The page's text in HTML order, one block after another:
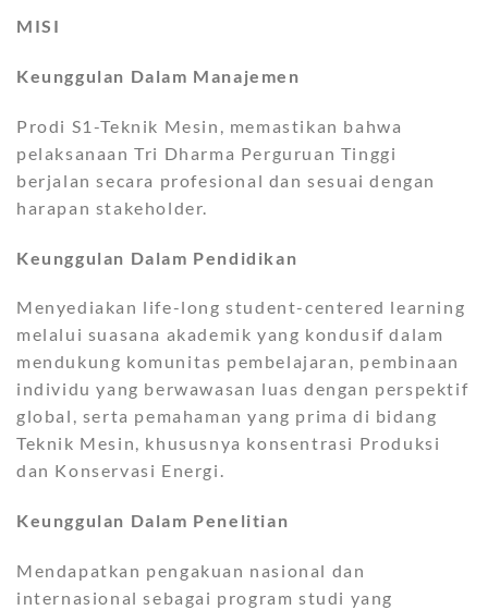
MISI
Keunggulan Dalam Manajemen
Prodi S1-Teknik Mesin, memastikan bahwa
pelaksanaan Tri Dharma Perguruan Tinggi
berjalan secara profesional dan sesuai dengan
harapan stakeholder.
Keunggulan Dalam Pendidikan
Menyediakan life-long student-centered learning
melalui suasana akademik yang kondusif dalam
mendukung komunitas pembelajaran, pembinaan
individu yang berwawasan luas dengan perspektif
global, serta pemahaman yang prima di bidang
Teknik Mesin, khususnya konsentrasi Produksi
dan Konservasi Energi.
Keunggulan Dalam Penelitian
Mendapatkan pengakuan nasional dan
internasional sebagai program studi yang